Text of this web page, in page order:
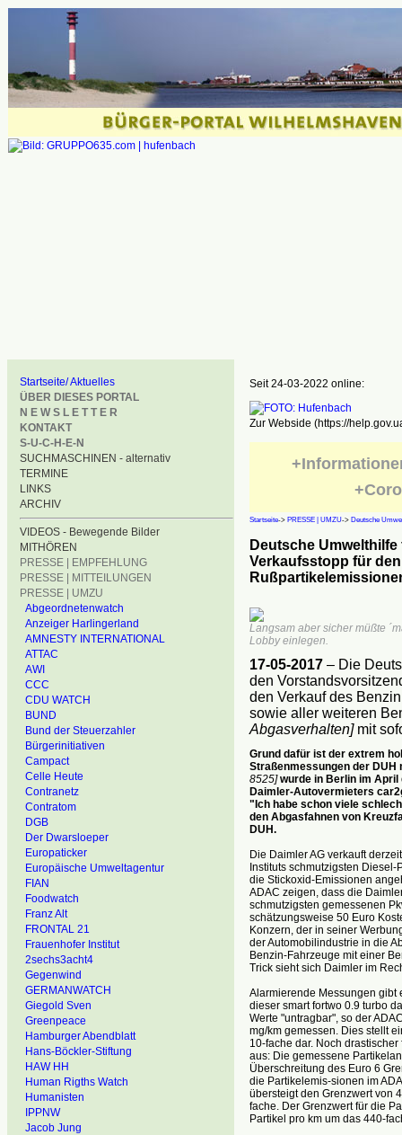
Startseite/ Aktuelles
ÜBER DIESES PORTAL
N E W S L E T T E R
KONTAKT
S-U-C-H-E-N
SUCHMASCHINEN - alternativ
TERMINE
LINKS
ARCHIV
VIDEOS - Bewegende Bilder
MITHÖREN
PRESSE | EMPFEHLUNG
PRESSE | MITTEILUNGEN
PRESSE | UMZU
Abgeordnetenwatch
Anzeiger Harlingerland
AMNESTY INTERNATIONAL
ATTAC
AWI
CCC
CDU WATCH
BUND
Bund der Steuerzahler
Bürgerinitiativen
Campact
Celle Heute
Contranetz
Contratom
DGB
Der Dwarsloeper
Europaticker
Europäische Umweltagentur
FIAN
Foodwatch
Franz Alt
FRONTAL 21
Frauenhofer Institut
2sechs3acht4
Gegenwind
GERMANWATCH
Giegold Sven
Greenpeace
Hamburger Abendblatt
Hans-Böckler-Stiftung
HAW HH
Human Rigths Watch
Humanisten
IPPNW
Jacob Jung
Seit 24-03-2022 online:
Zur Webside (https://
Startseite-> PRESSE | UMZU-> Deutsche
Deutsche
Verkaufsstopp für
Langsam aber sicher müßte
Lobby einlegen.
17-05-2017– Die
den
den Verkauf des
sowie aller weiteren
Abgasverhalten] mit
Grund dafür ist der extrem
Straßenmessungen der
8525]wurde in Berlin im April
Daimler-Autovermieters
"Ich habe schon viele
den Abgasfahnen von
DUH.
Die Daimler AG verkauft
Instituts schmutzigsten
die Stickoxid-Emissionen
ADAC zeigen, dass die
schmutzigsten gemessenen
schätzungsweise 50 Euro
Konzern, der in seiner
der Automobilindustrie in die
Benzin-Fahrzeuge mit einer
Trick sieht sich Daimler im
Alarmierende Messungen gibt
dieser smart fortwo 0.9 turbo
Werte "untragbar", so der
mg/km gemessen. Dies stellt
10-fache dar. Noch
aus: Die gemessene
Überschreitung des Euro 6
die Partikelemis-sionen im
übersteigt den Grenzwert von
fache. Der Grenzwert für die
Partikel pro km um das 440-